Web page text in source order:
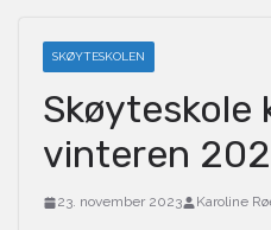
SKØYTESKOLEN
Skøyteskole
vinteren
23. november 2023 Karoline